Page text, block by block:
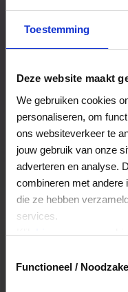
Toestemming
Deze website maakt
We gebruiken cookies
personaliseren, om
ons websiteverkeer te
jouw gebruik van onze
adverteren en analyse.
combineren met andere
die ze hebben
services.
Klikhiervoor ons
Functioneel /
Willems Muziek
Elzaspassage
5701RW
Veelgestelde
Het volledige